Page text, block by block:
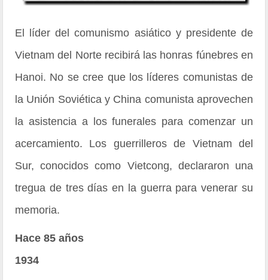
El líder del comunismo asiático y presidente de
Vietnam del Norte recibirá las honras fúnebres en
Hanoi. No se cree que los líderes comunistas de
la Unión Soviética y China comunista aprovechen
la asistencia a los funerales para comenzar un
acercamiento. Los guerrilleros de Vietnam del
Sur, conocidos como Vietcong, declararon una
tregua de tres días en la guerra para venerar su
memoria.
Hace 85 años
1934